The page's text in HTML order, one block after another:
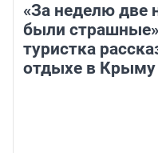
«За неделю две
были
туристка
отдыхе в Крыму